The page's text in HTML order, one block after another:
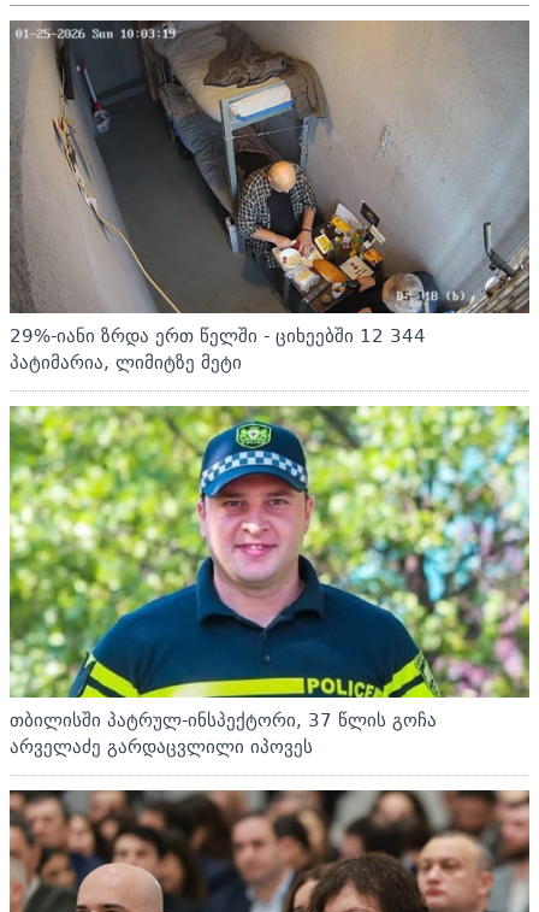
29%-იანი ზრდა ერთ წელში - ციხეებში 12 344
პატიმარია, ლიმიტზე მეტი
თბილისში პატრულ-ინსპექტორი, 37 წლის გოჩა
არველაძე გარდაცვლილი იპოვეს